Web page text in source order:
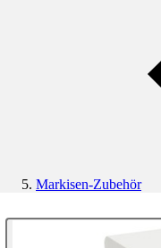
Markisen-Zubehör